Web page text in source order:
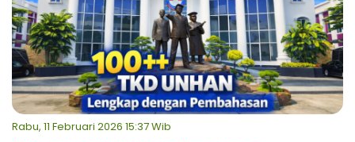
Rabu, 11 Februari 2026 15:37 Wib